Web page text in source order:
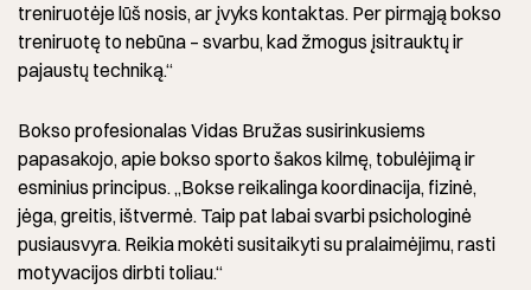
treniruotėje lūš nosis, ar įvyks kontaktas. Per pirmąją bokso
treniruotę to nebūna – svarbu, kad žmogus įsitrauktų ir
pajaustų techniką.“
Bokso profesionalas Vidas Bružas susirinkusiems
papasakojo, apie bokso sporto šakos kilmę, tobulėjimą ir
esminius principus. „Bokse reikalinga koordinacija, fizinė,
jėga, greitis, ištvermė. Taip pat labai svarbi psichologinė
pusiausvyra. Reikia mokėti susitaikyti su pralaimėjimu, rasti
motyvacijos dirbti toliau.“